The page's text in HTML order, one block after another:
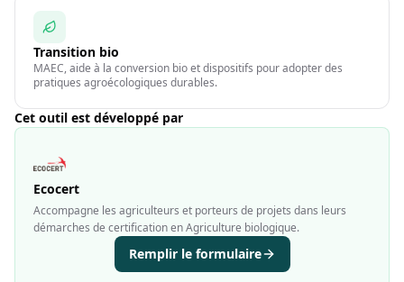
Transition bio
MAEC, aide à la conversion bio et dispositifs pour adopter des
pratiques agroécologiques durables.
Cet outil est développé par
Ecocert
Accompagne les agriculteurs et porteurs de projets dans leurs
démarches de certification en Agriculture biologique.
Remplir le formulaire